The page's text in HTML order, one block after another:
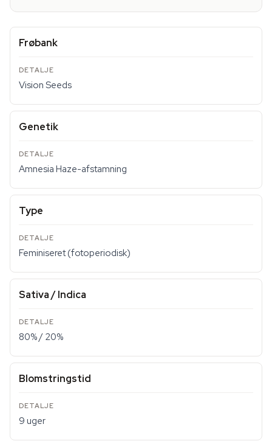
Frøbank
Vision Seeds
Genetik
Amnesia Haze-afstamning
Type
Feminiseret (fotoperiodisk)
Sativa / Indica
80% / 20%
Blomstringstid
9 uger